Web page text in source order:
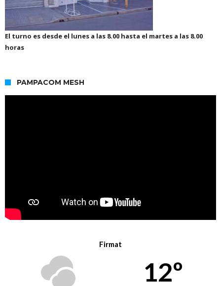
El turno es desde el lunes a las 8.00 hasta el martes a las 8.00
horas
PAMPACOM MESH
Firmat
12º